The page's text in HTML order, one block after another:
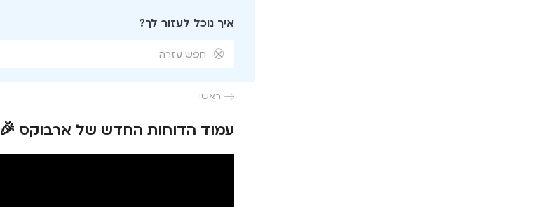
איך נוכל לעזור לך?

 ראשי
עמוד הדוחות החדש של ארבוקס 🎉